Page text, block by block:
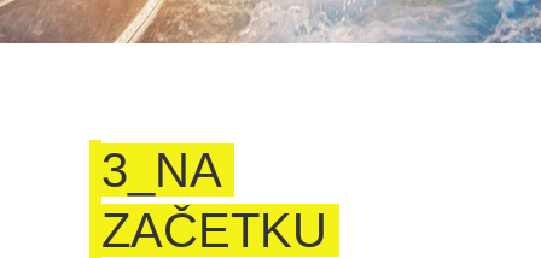
3_NA
ZAČETKU